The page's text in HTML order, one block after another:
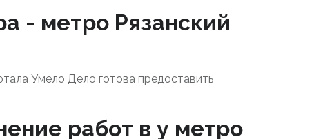
- метро Рязанский
Умело Дело готова предоставить
работ в у метро